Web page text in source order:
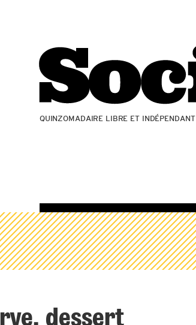
QUINZOMADAIRE LIBRE ET INDÉPENDANT
dessert